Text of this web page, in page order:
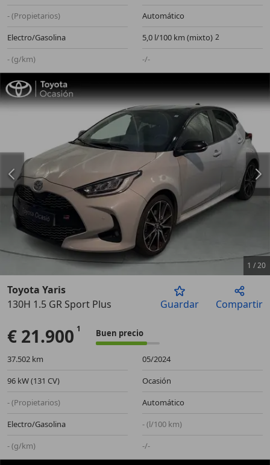
- (Propietarios)
Automático
Electro/Gasolina
5,0 l/100 km (mixto)
- (g/km)
-/-
Anterior
1 /20
Toyota Yaris
130H 1.5 GR Sport Plus
Guardar Compartir
€ 21.900 Buen precio
37.502 km
05/2024
96 kW (131 CV)
Ocasión
- (Propietarios)
Automático
Electro/Gasolina
- (l/100 km)
- (g/km)
-/-